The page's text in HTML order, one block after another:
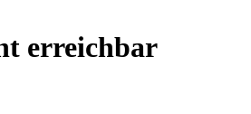
erreichbar